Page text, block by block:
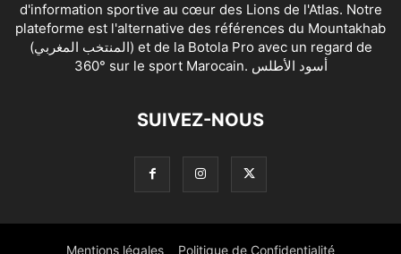
d'information sportive au cœur des Lions de l'Atlas. Notre
plateforme est l'alternative des références du Mountakhab
(المنتخب المغربي) et de la Botola Pro avec un regard de
360° sur le sport Marocain. أسود الأطلس
SUIVEZ-NOUS
Mentions légales Politique de Confidentialité